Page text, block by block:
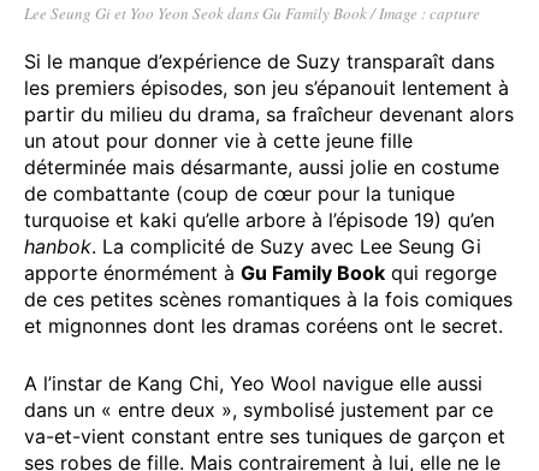
Lee Seung Gi et Yoo Yeon Seok dans Gu Family Book / Image : capture
Si le manque d’expérience de Suzy transparaît dans
les premiers épisodes, son jeu s’épanouit lentement à
partir du milieu du drama, sa fraîcheur devenant alors
un atout pour donner vie à cette jeune fille
déterminée mais désarmante, aussi jolie en costume
de combattante (coup de cœur pour la tunique
turquoise et kaki qu’elle arbore à l’épisode 19) qu’en
hanbok. La complicité de Suzy avec Lee Seung Gi
apporte énormément à Gu Family Book qui regorge
de ces petites scènes romantiques à la fois comiques
et mignonnes dont les dramas coréens ont le secret.
A l’instar de Kang Chi, Yeo Wool navigue elle aussi
dans un « entre deux », symbolisé justement par ce
va-et-vient constant entre ses tuniques de garçon et
ses robes de fille. Mais contrairement à lui, elle ne le